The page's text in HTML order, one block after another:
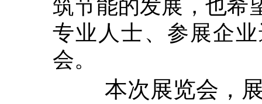
专业人士、参展企
会。
本次展览会，展